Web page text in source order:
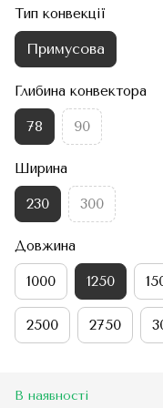
Тип конвекції
Примусова
Глибина конвектора
78 90
Ширина
230 300
Довжина
1000 1250
2500 2750
В наявності